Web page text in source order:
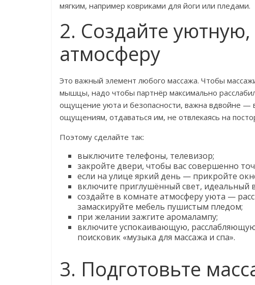
мягким, например ковриками для йоги или пледами.
2. Создайте
атмосферу
Это важный элемент любого массажа. Чтобы
мышцы, надо чтобы партнёр максимально
ощущение уюта и безопасности, важна вдвойне —
ощущениям, отдаваться им, не отвлекаясь на
Поэтому сделайте так:
выключите телефоны, телевизор;
закройте двери, чтобы вас совершенно
если на улице яркий день — прикройте
включите приглушённый свет,
создайте в комнате атмосферу уюта —
замаскируйте мебель пушистым пледом;
при желании зажгите аромалампу;
включите успокаивающую,
поисковик «музыка для массажа и спа».
3. Подготовьте